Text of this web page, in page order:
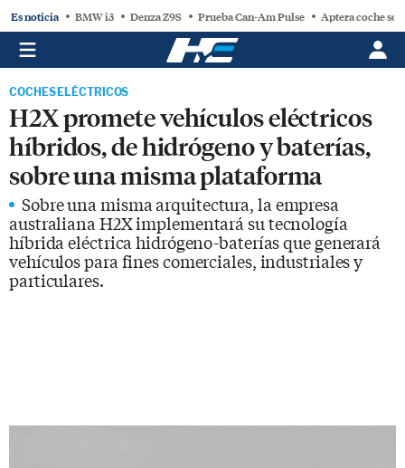
Es noticia BMW i3 Denza Z9S Prueba Can-Am Pulse Aptera coche
COCHES ELÉCTRICOS
H2X promete vehículos eléctricos
híbridos, de hidrógeno y baterías,
sobre una misma plataforma
Sobre una misma arquitectura, la empresa
australiana H2X implementará su tecnología
híbrida eléctrica hidrógeno-baterías que generará
vehículos para fines comerciales, industriales y
particulares.